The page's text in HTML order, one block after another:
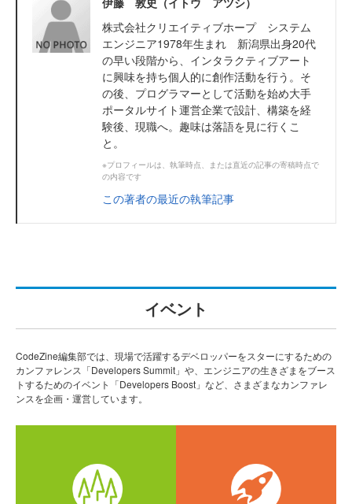
株式会社クリエイティブホープ システム
エンジニア1978年生まれ 新潟県出身20代
の早い段階から、インタラクティブアート
に興味を持ち個人的に創作活動を行う。そ
の後、プログラマーとして活動を始め大手
ポータルサイト運営企業で設計、構築を経
験後、現職へ。趣味は落語を見に行くこ
と。
※プロフィールは、執筆時点、または直近の記事の寄稿時点で
の内容です
この著者の最近の執筆記事
イベント
CodeZine編集部では、現場で活躍するデベロッパーをスターにするための
カンファレンス「Developers Summit」や、エンジニアの生きざまをブース
トするためのイベント「Developers Boost」など、さまざまなカンファレ
ンスを企画・運営しています。